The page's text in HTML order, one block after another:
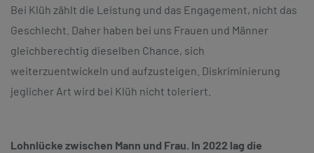
Bei Klüh zählt die Leistung und das Engagement, nicht das
Geschlecht. Daher haben bei uns Frauen und Männer
gleichberechtig dieselben Chance, sich
weiterzuentwickeln und aufzusteigen. Diskriminierung
jeglicher Art wird bei Klüh nicht toleriert.
Lohnlücke zwischen Mann und Frau. In 2022 lag die